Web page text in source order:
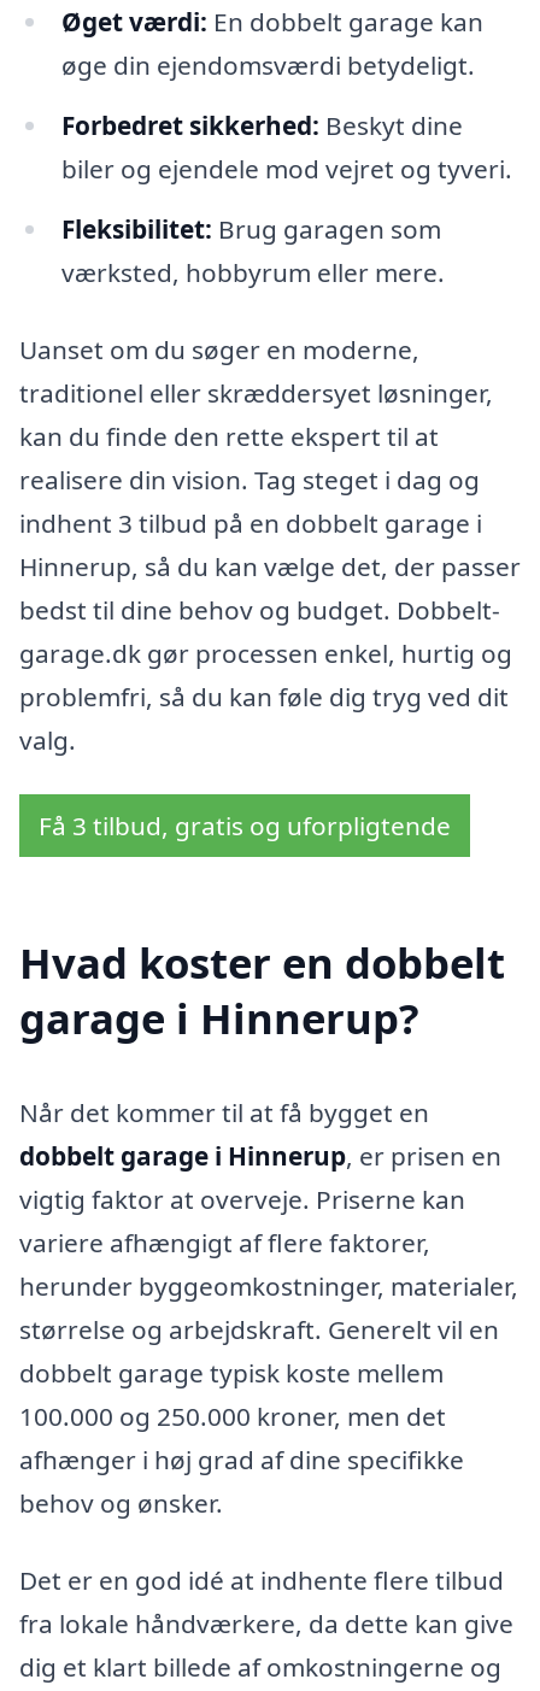
Øget værdi: En dobbelt garage kan
øge din ejendomsværdi betydeligt.
Forbedret sikkerhed: Beskyt dine
biler og ejendele mod vejret og tyveri.
Fleksibilitet: Brug garagen som
værksted, hobbyrum eller mere.
Uanset om du søger en moderne,
traditionel eller skræddersyet løsninger,
kan du finde den rette ekspert til at
realisere din vision. Tag steget i dag og
indhent 3 tilbud på en dobbelt garage i
Hinnerup, så du kan vælge det, der passer
bedst til dine behov og budget. Dobbelt-
garage.dk gør processen enkel, hurtig og
problemfri, så du kan føle dig tryg ved dit
valg.
Få 3 tilbud, gratis og uforpligtende
Hvad koster en dobbelt
garage i Hinnerup?
Når det kommer til at få bygget en
dobbelt garage i Hinnerup, er prisen en
vigtig faktor at overveje. Priserne kan
variere afhængigt af flere faktorer,
herunder byggeomkostninger, materialer,
størrelse og arbejdskraft. Generelt vil en
dobbelt garage typisk koste mellem
100.000 og 250.000 kroner, men det
afhænger i høj grad af dine specifikke
behov og ønsker.
Det er en god idé at indhente flere tilbud
fra lokale håndværkere, da dette kan give
dig et klart billede af omkostningerne og